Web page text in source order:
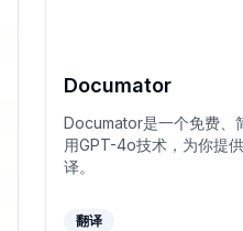
Documator
Documator是一个免费、
用GPT-4o技术，为你提
译。
翻译